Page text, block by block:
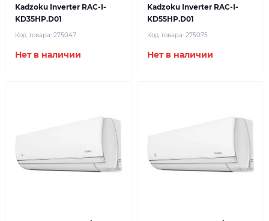
Kadzoku Inverter RAC-I-
KD35HP.D01
Код товара: 275047
Нет в наличии
Kadzoku Inverter RAC-I-
KD55HP.D01
Код товара: 275075
Нет в наличии